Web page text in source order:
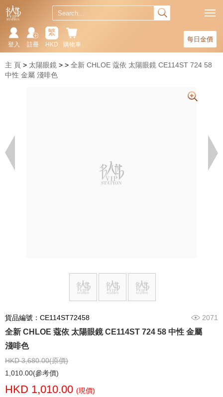
每日金價
購物車
繁
HKD
註冊
登入
主 頁 太陽眼鏡
全新 CHLOE 蔻依 太陽眼鏡 CE114ST 724 58
中性 金屬 淺啡色
貨品編號：CE114ST72458 2071
全新 CHLOE 蔻依 太陽眼鏡 CE114ST 724 58 中性 金屬
淺啡色
HKD 3,680.00(原價)
1,010.00(參考價)
HKD 1,010.00 (現價)